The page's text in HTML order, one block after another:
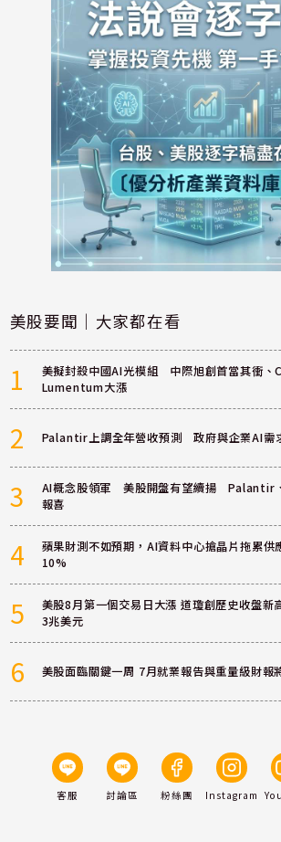
美股要聞｜大家都在看
1
美擬封殺中國AI光模組 中際旭創首當其衝
Lumentum大漲
2 Palantir上調全年營收預測 政府與企業AI需
3
AI概念股領軍 美股開盤有望續揚 Palantir
報喜
4
蘋果財測不如預期，AI資料中心搶晶片拖累供
10%
5
美股8月第一個交易日大漲 道瓊創歷史收盤
3兆美元
6 美股面臨關鍵一周 7月就業報告與重量級財報
客服 討論區 粉絲團 Instagram